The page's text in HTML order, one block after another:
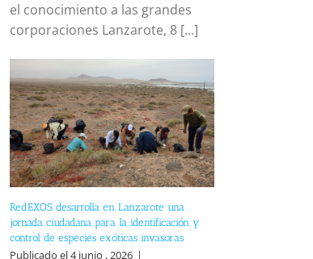
el conocimiento a las grandes
corporaciones Lanzarote, 8 [...]
RedEXOS desarrolla en Lanzarote una
jornada ciudadana para la identificación y
control de especies exóticas invasoras
Publicado el 4 junio , 2026 |